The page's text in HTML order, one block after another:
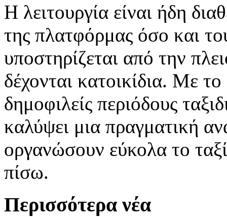
Η λειτουργία είναι ήδη
της πλατφόρμας όσο και
υποστηρίζεται από την
δέχονται κατοικίδια. Με
δημοφιλείς περιόδους
καλύψει μια πραγματική
οργανώσουν εύκολα το
πίσω.
Περισσότερα νέα